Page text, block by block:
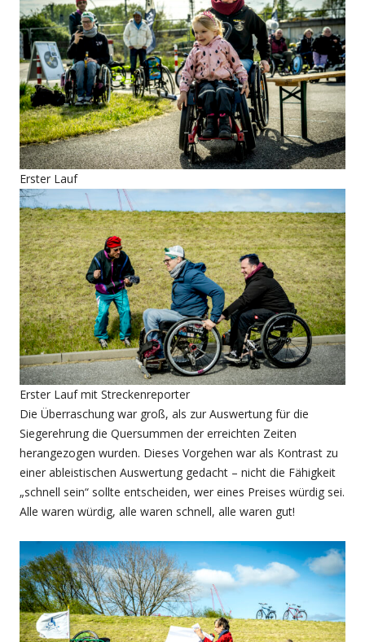
Erster Lauf
Erster Lauf mit Streckenreporter
Die Überraschung war groß, als zur Auswertung für die
Siegerehrung die Quersummen der erreichten Zeiten
herangezogen wurden. Dieses Vorgehen war als Kontrast zu
einer ableistischen Auswertung gedacht – nicht die Fähigkeit
„schnell sein“ sollte entscheiden, wer eines Preises würdig sei.
Alle waren würdig, alle waren schnell, alle waren gut!